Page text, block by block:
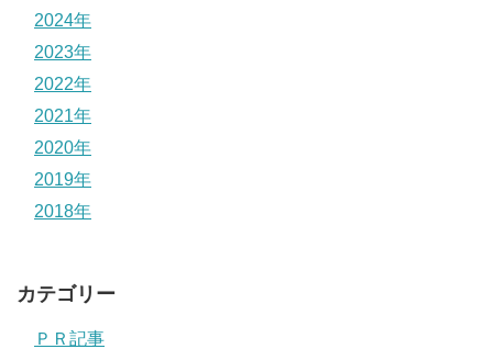
2024年
2023年
2022年
2021年
2020年
2019年
2018年
カテゴリー
ＰＲ記事